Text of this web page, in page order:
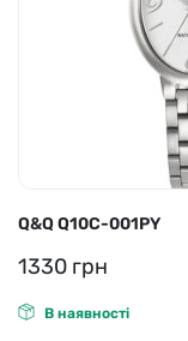
Q&Q Q10C-001PY
1330 грн
В наявності